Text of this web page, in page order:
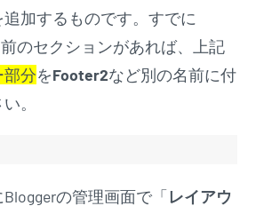
加するものです。すでに
のセクションがあれば、上記
分をFooter2など別の名前に付
。
Bloggerの管理画面で「レイアウ